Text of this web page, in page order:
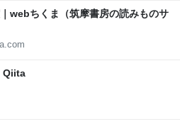
webちくま（筑摩書房の読みものサ
Qiita